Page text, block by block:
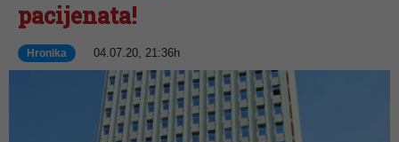
pacijenata!
Hronika 04.07.20, 21:36h